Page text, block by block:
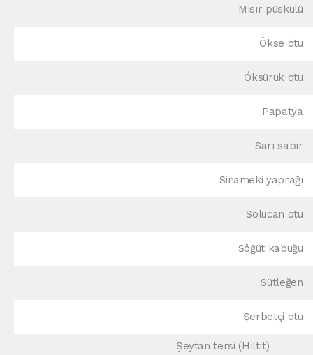
Mısır püskülü
Ökse otu
Öksürük otu
Papatya
Sarı sabır
Sinameki yaprağı
Solucan otu
Söğüt kabuğu
Sütleğen
Şerbetçi otu
Şeytan tersi (Hıltıt)